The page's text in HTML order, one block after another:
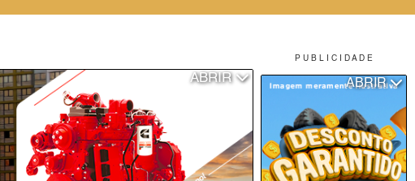
P U B L I C I D A D E
ABRIR
ABRIR